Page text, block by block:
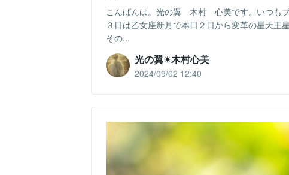
こんばんは。光の翼 木村 心美です。いつも
３日は乙女座新月で本日２日から変革の星天王
その...
光の翼✴︎木村心美
2024/09/02 12:40